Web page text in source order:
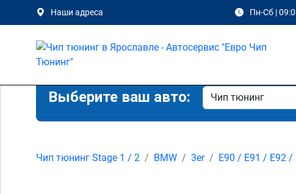
Наши адреса Пн-Сб |
Выберите ваш авто:
Чип тюнинг Stage 1 / 2 BMW 3er E90 / E91 / E92 /